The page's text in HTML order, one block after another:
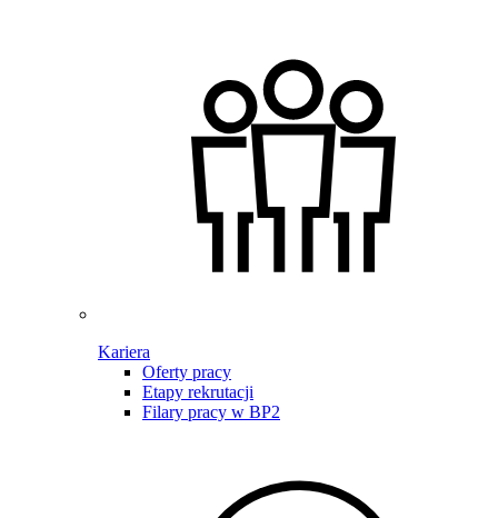
Kariera
Oferty pracy
Etapy rekrutacji
Filary pracy w BP2